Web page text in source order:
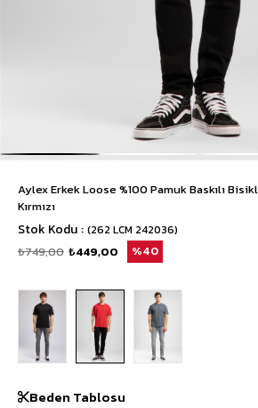
Aylex Erkek Loose %100 Pamuk Baskılı
Kırmızı
Stok Kodu (262 LCM 242036)
₺749,00 ₺449,00 40
Beden Tablosu